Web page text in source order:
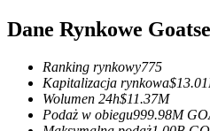
Dane Rynkowe
Ranking rynkowy775
Kapitalizacja rynkowa$
Wolumen 24h$11.37M
Podaż w obiegu999.98M